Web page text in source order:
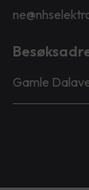
Gamle